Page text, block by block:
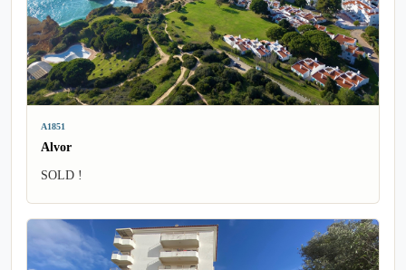
A1851
Alvor
SOLD !